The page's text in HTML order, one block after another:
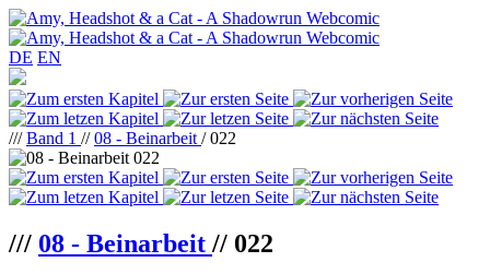
DE EN
///Band 1 //08 - Beinarbeit / 022
/// 08 - Beinarbeit // 022